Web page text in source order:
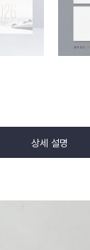
상세 설명